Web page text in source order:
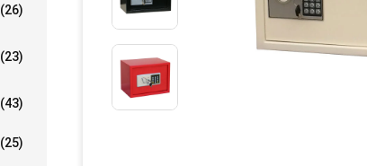
(26)
(23)
(43)
(25)